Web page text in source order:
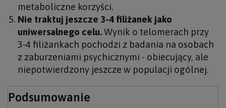
metaboliczne korzyści.
Nie traktuj jeszcze 3-4 filiżanek jako
uniwersalnego celu.Wynik o telomerach przy
3-4 filiżankach pochodzi z badania na osobach
z zaburzeniami psychicznymi - obiecujący, ale
niepotwierdzony jeszcze w populacji ogólnej.
Podsumowanie